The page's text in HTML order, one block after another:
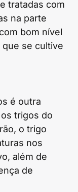
tratadas com
na parte
bom nível
que se cultive
é outra
trigos do
o trigo
nos
além de
de